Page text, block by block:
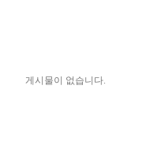
게시물이 없습니다.